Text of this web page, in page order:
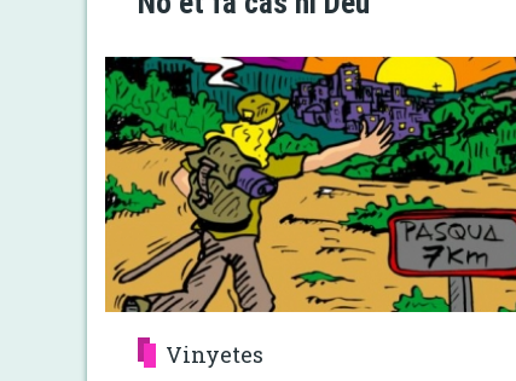
Vinyetes